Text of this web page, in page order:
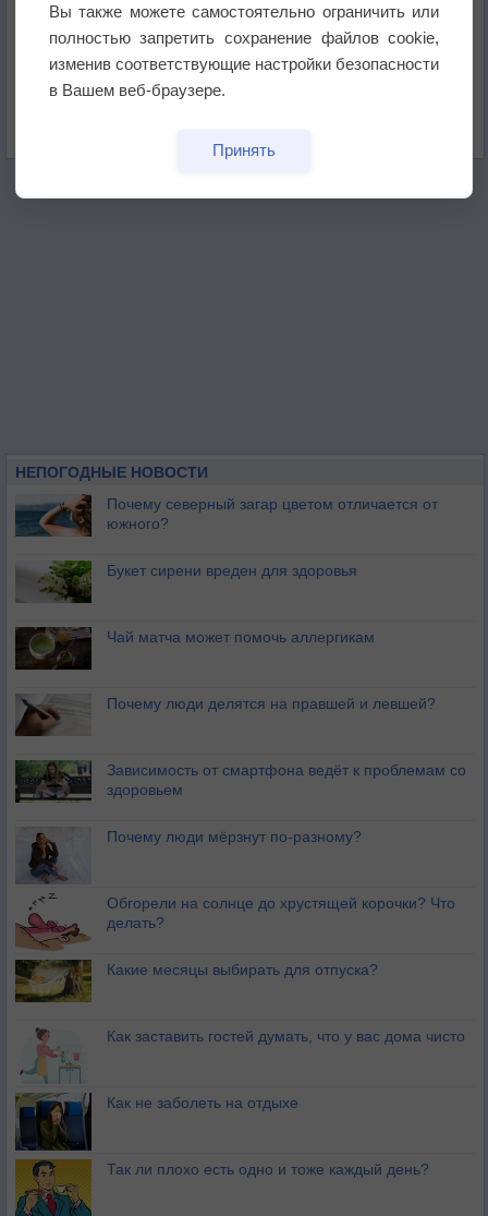
Изменение климата повлияло на ареал обитания
бабочек
Погода в Екатеринбурге 6 августа
НЕПОГОДНЫЕ НОВОСТИ
Почему северный загар цветом отличается от
южного?
Букет сирени вреден для здоровья
Чай матча может помочь аллергикам
Почему люди делятся на правшей и левшей?
Зависимость от смартфона ведёт к проблемам со
здоровьем
Почему люди мёрзнут по-разному?
Обгорели на солнце до хрустящей корочки? Что
делать?
Какие месяцы выбирать для отпуска?
Как заставить гостей думать, что у вас дома чисто
Как не заболеть на отдыхе
Так ли плохо есть одно и тоже каждый день?
Вы также можете самостоятельно ограничить или
полностью запретить сохранение файлов cookie,
изменив соответствующие настройки безопасности
в Вашем веб-браузере.
Принять